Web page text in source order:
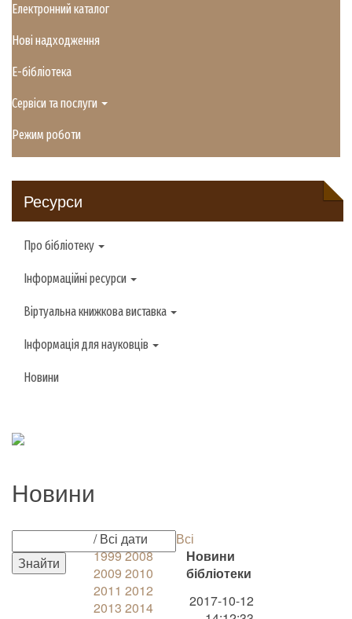
Електронний каталог
Нові надходження
E-бібліотека
Сервіси та послуги
Режим роботи
Ресурси
Про бібліотеку
Інформаційні ресурси
Віртуальна книжкова виставка
Інформація для науковців
Новини
Новини
/ Всі дати
19992008
2009 2010
2011 2012
2013 2014
Всі
Новини
бібліотеки
2017-10-12